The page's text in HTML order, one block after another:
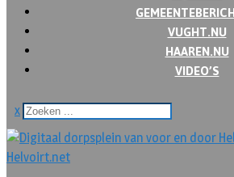
VUGHT.NU
HAAREN.NU
VIDEO’S
x